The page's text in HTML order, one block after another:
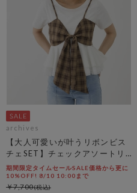
archives
【大人可愛いが叶うリボンビス
チェSET】チェックアソートリ
ボンビスチェ×ペプラムブラウ
スＴＥＥ ＳＥＴ
期間限定タイムセールSALE価格から更に
10%OFF! 8/10 10:00まで
￥7,700